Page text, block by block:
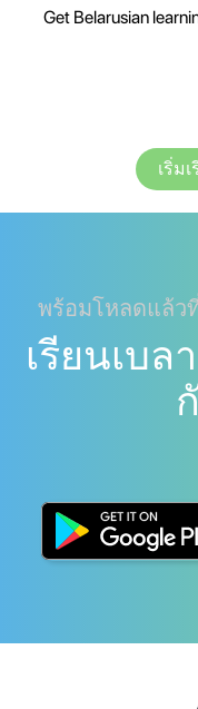
Get Belarusian
เริ่ม
พร้อมโหลดแล้วที่
เรียนเบล